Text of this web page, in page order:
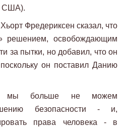
США).
Фредериксен сказал, что
решением, освобождающим
за пытки, но добавил, что он
он поставил Данию
мы больше не можем
безопасности - и,
права человека - в